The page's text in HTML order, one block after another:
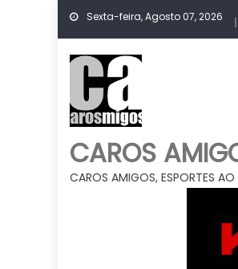
Skip
Sexta-feira, Agosto 07, 2026
CAROS
CAROS AMIGOS, ESPORTES